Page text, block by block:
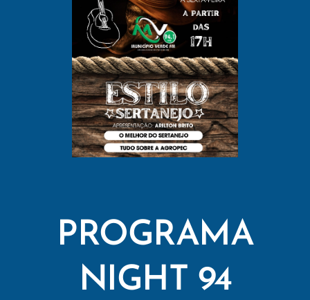
PROGRAMA
NIGHT 94